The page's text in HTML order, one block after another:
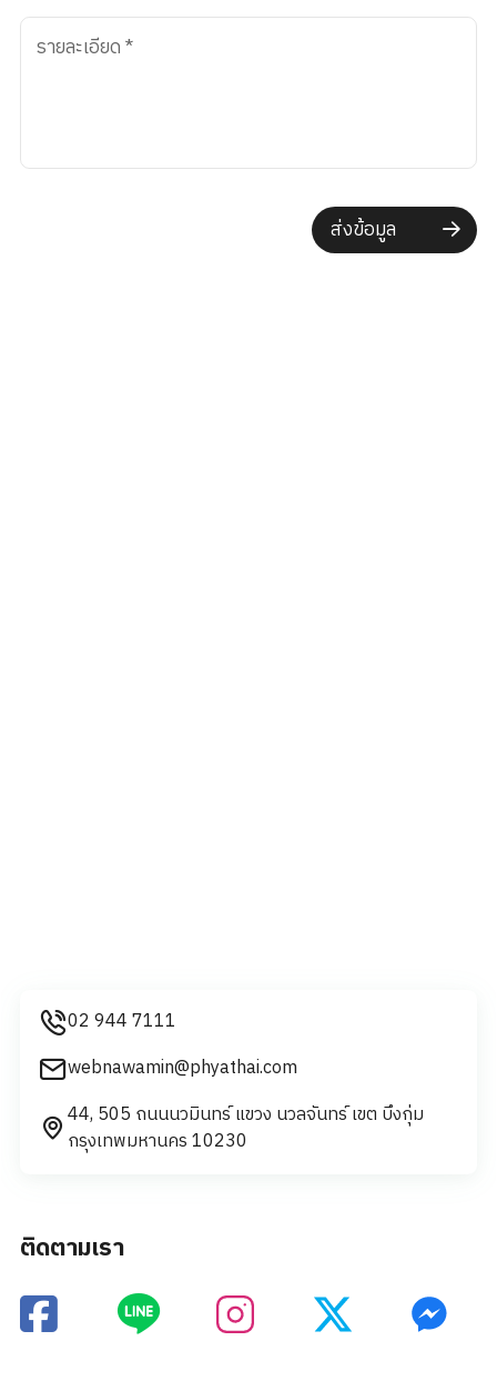
รายละเอียด*
ส่งข้อมูล
02 944 7111
webnawamin@phyathai.com
44, 505 ถนนนวมินทร์ แขวง นวลจันทร์ เขต บึงกุ่ม
กรุงเทพมหานคร 10230
ติดตามเรา